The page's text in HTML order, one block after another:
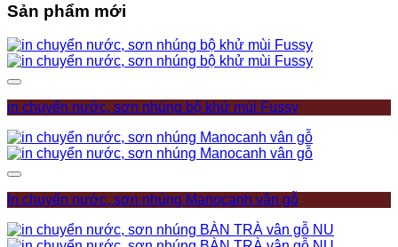
Sản phẩm mới
in chuyển nước, sơn nhúng bộ khử mùi Fussy
In chuyển nước, sơn nhúng Manocanh vân gỗ